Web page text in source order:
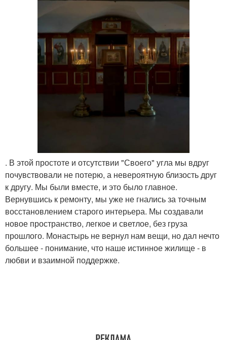
. В этой простоте и отсутствии "Своего" угла мы вдруг
почувствовали не потерю, а невероятную близость друг
к другу. Мы были вместе, и это было главное.
Вернувшись к ремонту, мы уже не гнались за точным
восстановлением старого интерьера. Мы создавали
новое пространство, легкое и светлое, без груза
прошлого. Монастырь не вернул нам вещи, но дал нечто
большее - понимание, что наше истинное жилище - в
любви и взаимной поддержке.